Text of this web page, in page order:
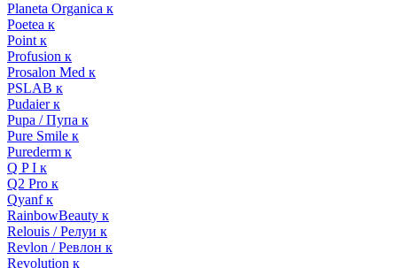
Planeta Organica к
Poetea к
Point к
Profusion к
Prosalon Med к
PSLAB к
Pudaier к
Pupa / Пупа к
Pure Smile к
Purederm к
Q P I к
Q2 Pro к
Qyanf к
RainbowBeauty к
Relouis / Релуи к
Revlon / Ревлон к
Revolution к